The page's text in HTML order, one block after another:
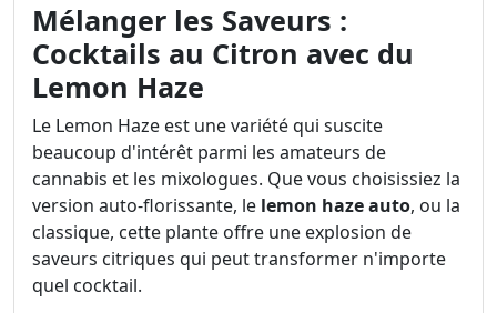
Mélanger les Saveurs :
Cocktails au Citron avec du
Lemon Haze
Le Lemon Haze est une variété qui suscite
beaucoup d'intérêt parmi les amateurs de
cannabis et les mixologues. Que vous choisissiez la
version auto-florissante, le lemon haze auto, ou la
classique, cette plante offre une explosion de
saveurs citriques qui peut transformer n'importe
quel cocktail.